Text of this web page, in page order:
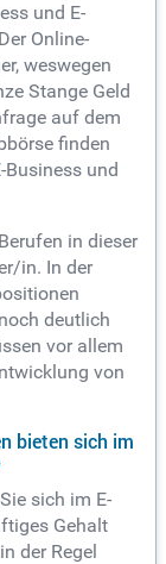
und E-
Online-
weswegen
Stange Geld
auf dem
finden
und
in dieser
in. In der
deutlich
vor allem
von
bieten sich im
sich im E-
Gehalt
der Regel